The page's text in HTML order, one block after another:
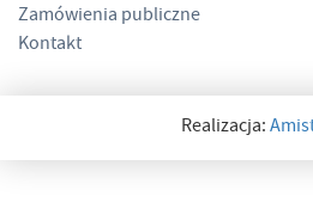
Zamówienia publiczne
Kontakt
Realizacja: